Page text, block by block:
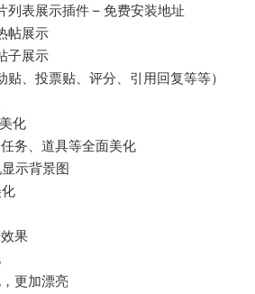
列表展示插件 – 免费安装地址
帖展示
子展示
、投票贴、评分、引用回复等等）
化
务、道具等全面美化
示背景图
果
更加漂亮